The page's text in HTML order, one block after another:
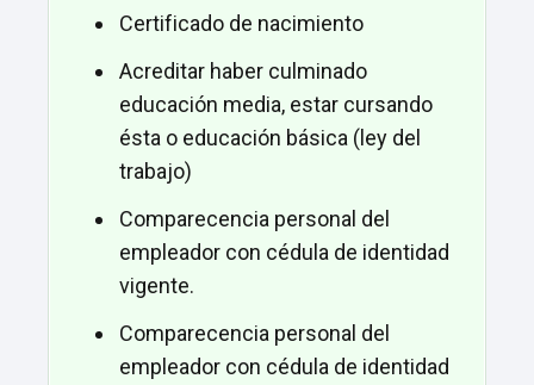
Certificado de nacimiento
Acreditar haber culminado
educación media, estar cursando
ésta o educación básica (ley del
trabajo)
Comparecencia personal del
empleador con cédula de identidad
vigente.
Comparecencia personal del
empleador con cédula de identidad